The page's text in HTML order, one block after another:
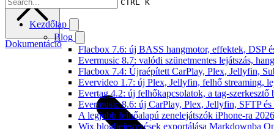
CTRL K
Kezdőlap
Blog
Flacbox 7.6: új BASS hangmotor, effektek, DSP
Evermusic 8.7: valódi szünetmentes lejátszás,
Flacbox 7.4: Újraépített CarPlay, Plex, Jellyfin,
Evervideo 1.7: új Plex, Jellyfin, felhő streaming,
Evertag 4.2: új felhőkapcsolatok, a tag-szerkesztő
Evermusic 8.6: új CarPlay, Plex, Jellyfin, SFTP
A legjobb felhőalapú zenelejátszók iPhone-ra
Wix blogbejegyzések exportálása Markdownba
Dokumentáció